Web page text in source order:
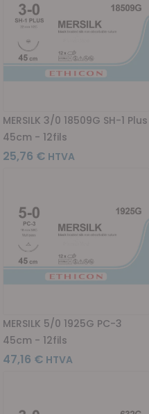
MERSILK 3/0 18509G SH-1 Plus
45cm - 12fils
25,76 €
MERSILK 5/0 1925G PC-3
45cm - 12fils
47,16 €